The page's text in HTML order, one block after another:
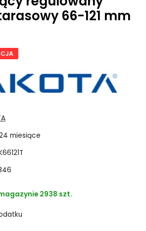
66-121 mm
miesiące
2938 szt.